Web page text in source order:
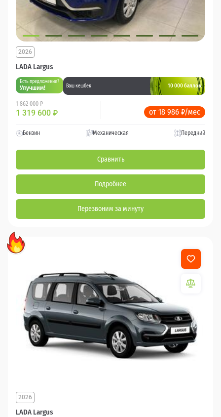
LADA Largus
2026
Есть предложение?
Улучшим! Ваш кешбек 10 000 баллов
1 862 000 ₽
1 319 600 ₽ от 18 986 ₽/мес
Бензин Механическая Передний
Сравнить
Подробнее
Перезвоним за минуту
LADA Largus
2026